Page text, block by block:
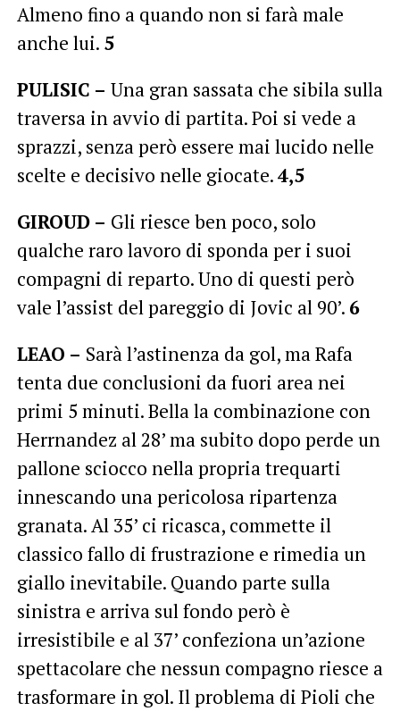
Almeno fino a quando non si farà male
anche lui. 5
PULISIC – Una gran sassata che sibila sulla
traversa in avvio di partita. Poi si vede a
sprazzi, senza però essere mai lucido nelle
scelte e decisivo nelle giocate.4,5
GIROUD – Gli riesce ben poco, solo
qualche raro lavoro di sponda per i suoi
compagni di reparto. Uno di questi però
vale l’assist del pareggio di Jovic al 90’. 6
LEAO – Sarà l’astinenza da gol, ma Rafa
tenta due conclusioni da fuori area nei
primi 5 minuti. Bella la combinazione con
Herrnandez al 28’ ma subito dopo perde un
pallone sciocco nella propria trequarti
innescando una pericolosa ripartenza
granata. Al 35’ ci ricasca, commette il
classico fallo di frustrazione e rimedia un
giallo inevitabile. Quando parte sulla
sinistra e arriva sul fondo però è
irresistibile e al 37’ confeziona un’azione
spettacolare che nessun compagno riesce a
trasformare in gol. Il problema di Pioli che